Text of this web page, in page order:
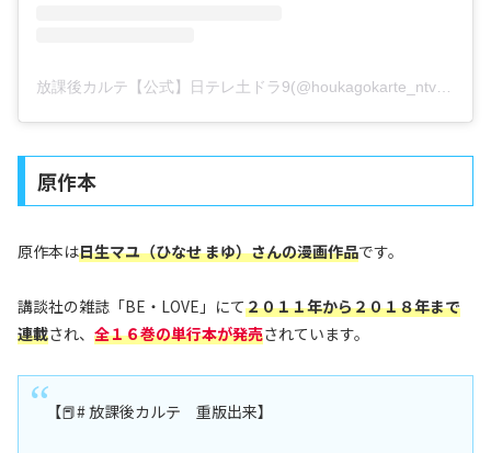
放課後カルテ【公式】日テレ土ドラ9(@houkagokarte_ntv)がシェアした投稿
原作本
原作本は日生マユ（ひなせ まゆ）さんの漫画作品です。
講談社の雑誌「BE・LOVE」にて２０１１年から２０１８年まで
連載され、 全１６巻の単行本が発売されています。
【📕# 放課後カルテ 重版出来】